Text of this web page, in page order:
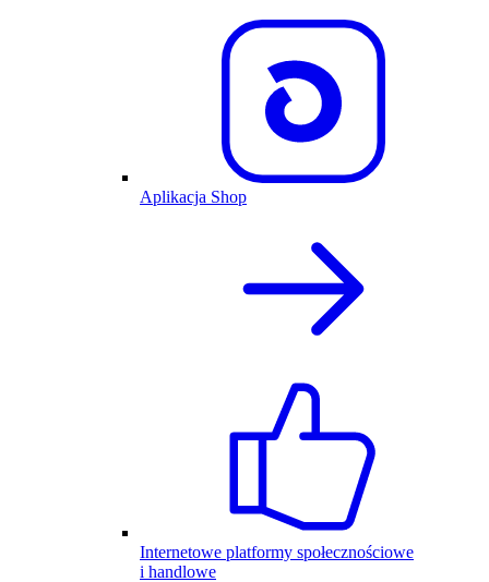
Aplikacja Shop
Internetowe platformy społecznościowe
i handlowe